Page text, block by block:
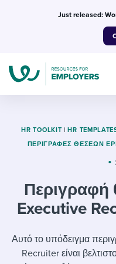
Just released:
I
HR TOOLKIT | HR
ΠΕΡΙΓΡΑΦΈΣ ΘΈΣΕΩΝ
Περιγραφή
Executive
Αυτό το υπόδειγμα
Recruiter είναι